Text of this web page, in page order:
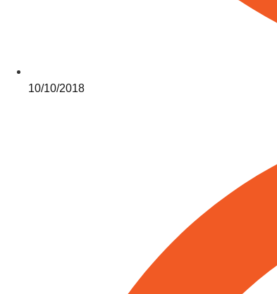
10/10/2018